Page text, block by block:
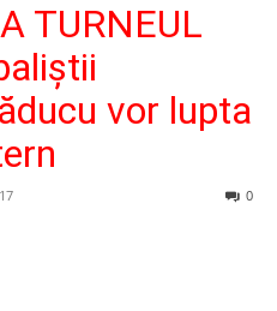
TURNEUL
vor lupta
0